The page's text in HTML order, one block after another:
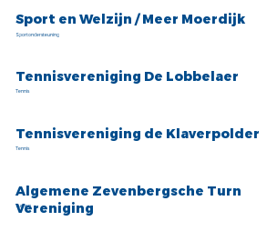
Sportondersteuning
Sport en Welzijn / Meer Moerdijk
Tennis
Tennisvereniging De Lobbelaer
Tennis
Tennisvereniging de Klaverpolder
Turnen
Algemene Zevenbergsche Turn
Vereniging